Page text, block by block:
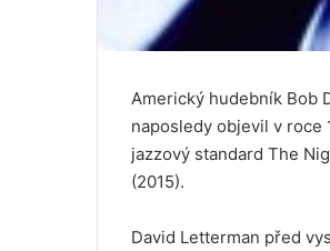
Americký hudebník Bob
naposledy objevil v roce
jazzový standard The
(2015).
David Letterman před